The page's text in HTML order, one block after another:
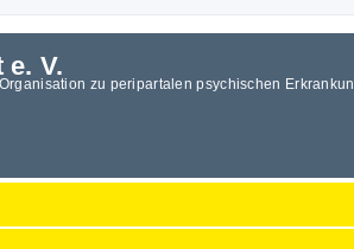
V.
zu peripartalen psychischen